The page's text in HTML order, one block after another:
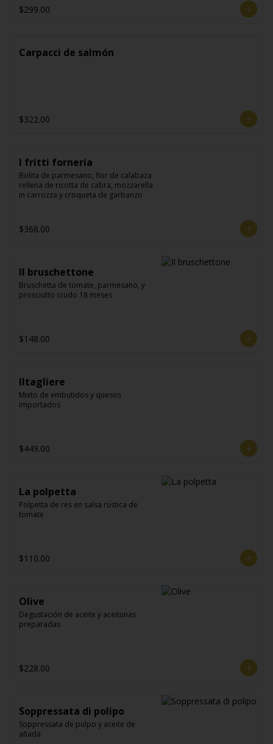
$299.00
Carpacci de salmón
$322.00
I fritti forneria
Bolita de parmesano, flor de calabaza
rellena de ricotta de cabra, mozzarella
in carrozza y croqueta de garbanzo
$368.00
Il bruschettone
Bruschetta de tomate, parmesano, y
prosciutto crudo 18 meses
$148.00
Iltagliere
Mixto de embutidos y quesos
importados
$449.00
La polpetta
Polpetta de res en salsa rústica de
tomate
$110.00
Olive
Degustación de aceite y aceitunas
preparadas
$228.00
Soppressata di polipo
Soppressata de pulpo y aceite de
añada